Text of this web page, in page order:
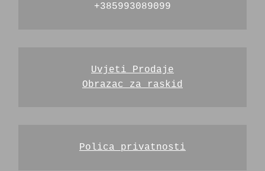
+385993089099
Uvjeti Prodaje
Obrazac za raskid
Polica privatnosti